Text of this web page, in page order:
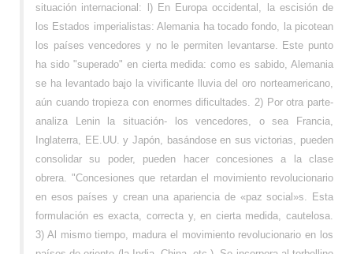
situación internacional: l) En Europa occidental, la escisión de
los Estados imperialistas: Alemania ha tocado fondo, la picotean
los países vencedores y no le permiten levantarse. Este punto
ha sido "superado" en cierta medida: como es sabido, Alemania
se ha levantado bajo la vivificante lluvia del oro norteamericano,
aún cuando tropieza con enormes dificultades. 2) Por otra parte-
analiza Lenin la situación- los vencedores, o sea Francia,
Inglaterra, EE.UU. y Japón, basándose en sus victorias, pueden
consolidar su poder, pueden hacer concesiones a la clase
obrera. "Concesiones que retardan el movimiento revolucionario
en esos países y crean una apariencia de «paz social»s. Esta
formulación es exacta, correcta y, en cierta medida, cautelosa.
3) Al mismo tiempo, madura el movimiento revolucionario en los